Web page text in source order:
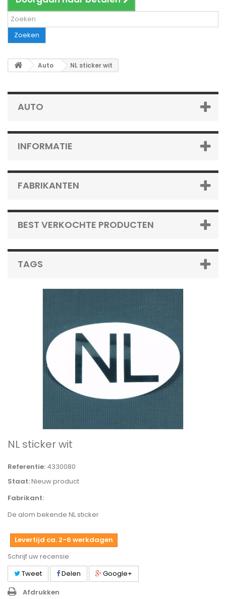
Zoeken
Auto NL sticker wit
AUTO
INFORMATIE
FABRIKANTEN
BEST VERKOCHTE PRODUCTEN
TAGS
NL sticker wit
Referentie: 4330080
Staat:Nieuw product
Fabrikant:
De alom bekende NL sticker
Levertijd ca. 2-6 werkdagen
Schrijf uw recensie
Tweet
Delen
Google+
Afdrukken